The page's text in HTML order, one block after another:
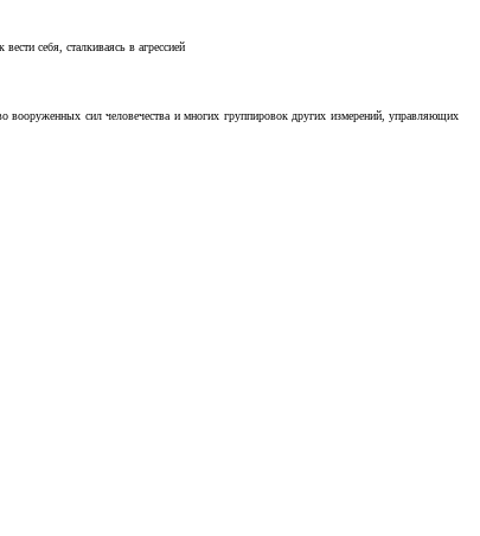
себя, сталкиваясь в агрессией
вооруженных сил человечества и многих группировок других измерений, управляющих